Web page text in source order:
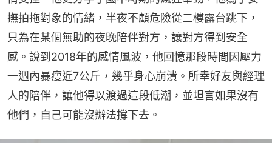
撫拍拖對象的情緒，半夜不顧危險從二樓露台跳下，
只為在某個無助的夜晚陪伴對方，讓對方得到安全
感。說到2018年的感情風波，他回憶那段時間因壓力
一週內暴瘦近7公斤，幾乎身心崩潰。所幸好友與經理
人的陪伴，讓他得以渡過這段低潮，並坦言如果沒有
他們，自己可能沒辦法撐下去。